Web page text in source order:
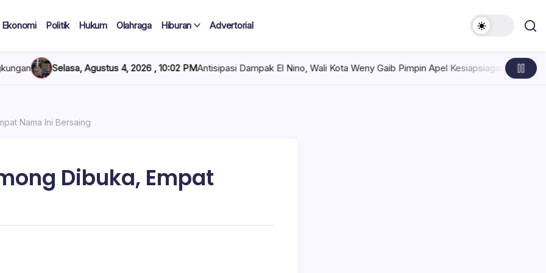
Ekonomi Politik Hukum Olahraga Hiburan Advertorial
4, 2026 , 10:02 PMAntisipasi Dampak El Nino, Wali Kota Weny Gaib Pimpin Apel Kesiapsiagaan Bersama Forkopimda
Nama Ini Bersaing
Dibuka, Empat